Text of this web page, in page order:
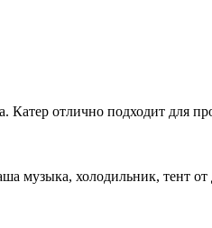
отлично подходит для
музыка, холодильник, тент